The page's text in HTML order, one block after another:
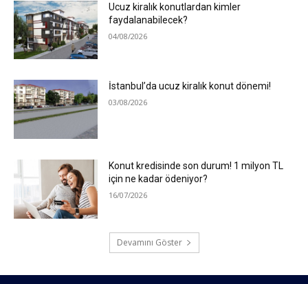
Ucuz kiralık konutlardan kimler
faydalanabilecek?
04/08/2026
İstanbul’da ucuz kiralık konut dönemi!
03/08/2026
Konut kredisinde son durum! 1 milyon TL
için ne kadar ödeniyor?
16/07/2026
Devamını Göster